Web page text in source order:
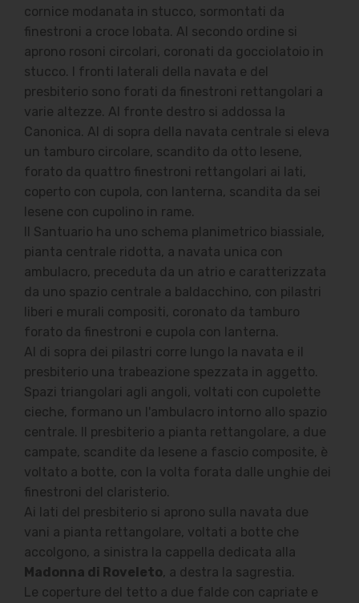
cornice modanata in stucco, sormontati da
finestroni a croce lobata. Al secondo ordine si
aprono rosoni circolari, coronati da gocciolatoio in
stucco. I fronti laterali della navata e del
presbiterio sono forati da finestroni rettangolari a
varie altezze. Al fronte destro si addossa la
Canonica. Al di sopra della navata centrale si eleva
un tamburo circolare, scandito da otto lesene,
forato da quattro finestroni rettangolari ai lati,
coperto con cupola, con lanterna, scandita da sei
lesene con cupolino in rame.
Il Santuario ha uno schema planimetrico biassiale,
pianta centrale ridotta, a navata unica con
ambulacro, preceduta da un atrio e caratterizzata
da uno spazio centrale a baldacchino, con pilastri
liberi e murali compositi, coronato da tamburo
forato da finestroni e cupola con lanterna.
Al di sopra dei pilastri corre lungo la navata e il
presbiterio una trabeazione spezzata in aggetto.
Spazi triangolari agli angoli, voltati con cupolette
cieche, formano un l'ambulacro intorno allo spazio
centrale. Il presbiterio a pianta rettangolare, a due
campate, scandite da lesene a fascio composite, è
voltato a botte, con la volta forata dalle unghie dei
finestroni del claristerio.
Ai lati del presbiterio si aprono sulla navata due
vani a pianta rettangolare, voltati a botte che
accolgono, a sinistra la cappella dedicata alla
Madonna di Roveleto, a destra la sagrestia.
Le coperture del tetto a due falde con capriate e